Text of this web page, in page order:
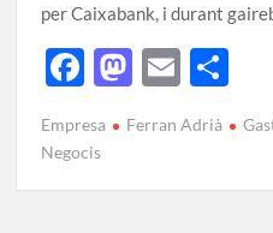
per Caixabank, i durant
F
e
b
M
to
d
E
ail m
p
Empresa Ferran Adrià
Negocis